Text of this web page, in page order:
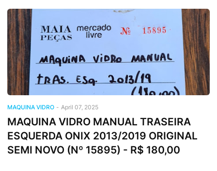
MAQUINA VIDRO - April 07, 2025
MAQUINA VIDRO MANUAL TRASEIRA
ESQUERDA ONIX 2013/2019 ORIGINAL
SEMI NOVO (Nº 15895) - R$ 180,00